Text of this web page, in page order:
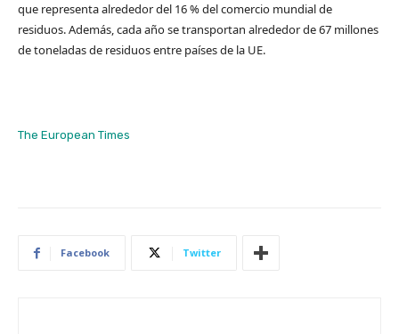
que representa alrededor del 16 % del comercio mundial de
residuos. Además, cada año se transportan alrededor de 67 millones
de toneladas de residuos entre países de la UE.
The European Times
Facebook Twitter